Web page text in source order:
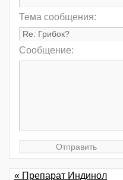
Тема сообщения:
Сообщение:
« Препарат Индинол